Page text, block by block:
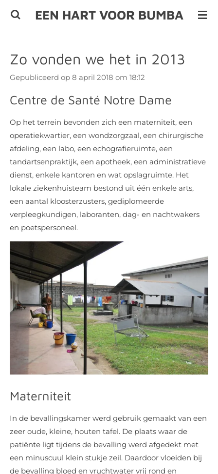
Ga
hoofdinhoud
EEN HART VOOR BUMBA
Zo vonden we het in 2013
Gepubliceerd op 8 april 2018 om 18:12
Centre de Santé Notre Dame
Op het terrein bevonden zich een materniteit, een
operatiekwartier, een wondzorgzaal, een chirurgische
afdeling, een labo, een echografieruimte, een
tandartsenpraktijk, een apotheek, een administratieve
dienst, enkele kantoren en wat opslagruimte. Het
lokale ziekenhuisteam bestond uit één enkele arts,
een aantal kloosterzusters, gediplomeerde
verpleegkundigen, laboranten, dag- en nachtwakers
en poetspersoneel.
Materniteit
In de bevallingskamer werd gebruik gemaakt van een
zeer oude, kleine, houten tafel. De plaats waar de
patiënte ligt tijdens de bevalling werd afgedekt met
een minuscuul klein stukje zeil. Daardoor vloeiden bij
de bevalling bloed en vruchtwater vrij rond en